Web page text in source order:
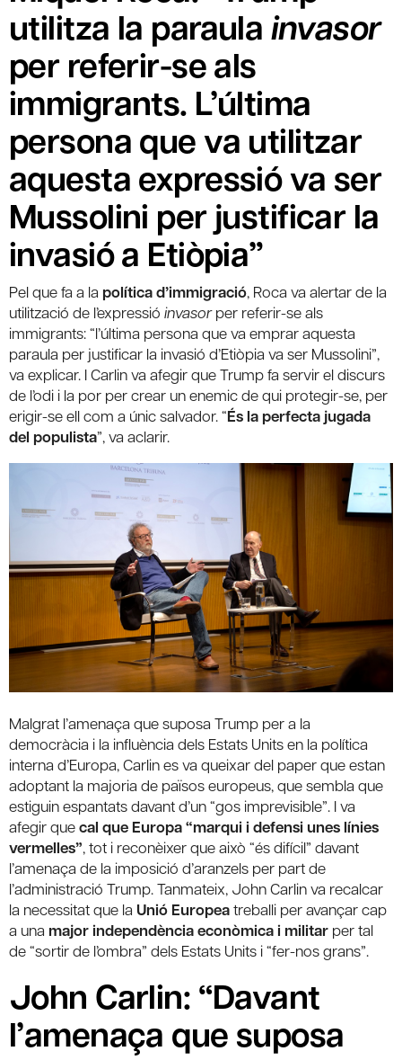
utilitza la paraulainvasor
per referir-se als
immigrants. L’última
persona que va utilitzar
aquesta expressió va ser
Mussolini per justificar la
invasió a Etiòpia”
Pel que fa a la política d’immigració, Roca va alertar de la
utilització de l’expressió invasorper referir-se als
immigrants: “l’última persona que va emprar aquesta
paraula per justificar la invasió d’Etiòpia va ser Mussolini”,
va explicar. I Carlin va afegir que Trump fa servir el discurs
de l’odi i la por per crear un enemic de qui protegir-se, per
erigir-se ell com a únic salvador. “És la perfecta jugada
del populista”, va aclarir.
Malgrat l’amenaça que suposa Trump per a la
democràcia i la influència dels Estats Units en la política
interna d’Europa, Carlin es va queixar del paper que estan
adoptant la majoria de països europeus, que sembla que
estiguin espantats davant d’un “gos imprevisible”. I va
afegir quecal que Europa “marqui i defensi unes línies
vermelles”, tot i reconèixer que això “és difícil” davant
l’amenaça de la imposició d’aranzels per part de
l’administració Trump. Tanmateix, John Carlin va recalcar
la necessitat que la Unió Europeatreballi per avançar cap
a una major independència econòmica i militar per tal
de “sortir de l’ombra” dels Estats Units i “fer-nos grans”.
John Carlin: “Davant
l’amenaça que suposa